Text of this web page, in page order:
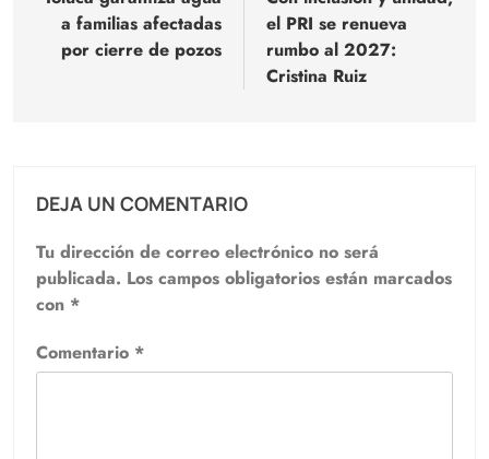
entradas
a familias afectadas
por cierre de pozos
el PRI se renueva
rumbo al 2027:
Cristina Ruiz
DEJA UN COMENTARIO
Tu dirección de correo electrónico no será
publicada. Los campos obligatorios están marcados
con *
Comentario *